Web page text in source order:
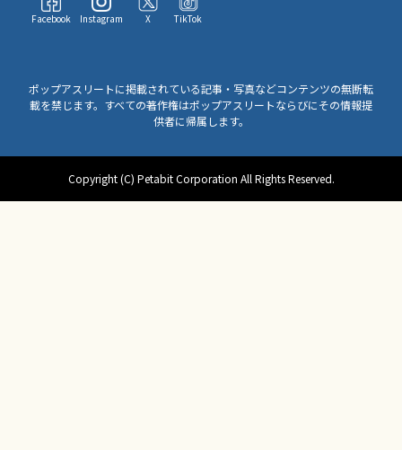
Facebook Instagram X TikTok
ポップアスリートに掲載されている記事・写真などコンテンツの無断転
載を禁じます。すべての著作権はポップアスリートならびにその情報提
供者に帰属します。
Copyright (C) Petabit Corporation All Rights Reserved.